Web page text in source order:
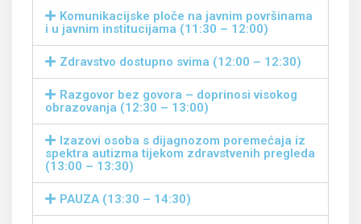
Komunikacijske ploče na javnim površinama
i u javnim institucijama (11:30 – 12:00)
Zdravstvo dostupno svima (12:00 – 12:30)
Razgovor bez govora – doprinosi visokog
obrazovanja (12:30 – 13:00)
Izazovi osoba s dijagnozom poremećaja iz
spektra autizma tijekom zdravstvenih pregleda
(13:00 – 13:30)
PAUZA (13:30 – 14:30)